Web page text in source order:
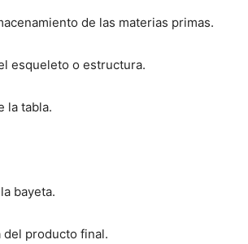
de las materias primas.
esqueleto o estructura.
la tabla.
bayeta.
del producto final.